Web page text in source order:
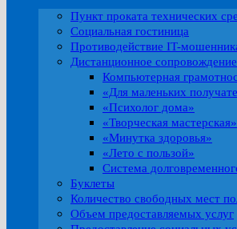
Пункт проката технических
Социальная гостиница
Противодействие IT-
Дистанционное сопровождение
Компьютерная
«Для маленьких
«Психолог дома»
«Творческая мастерская»
«Минутка здоровья»
«Лето с пользой»
Система
Буклеты
Количество свободных мест
Объем предоставляемых услуг